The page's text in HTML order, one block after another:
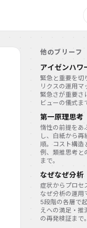
他のブリーフ
アイゼンハワ
緊急と重要を切
リクスの運用マ
緊急さが重要さ
ビューの儀式ま
第一原理思考
惰性の前提をあ
し、白紙から
順。コスト構造
例、類推思考と
まで。
なぜなぜ分析
症状からプロセ
なぜ分析の運用
5段階の各層で
えへの満足・推
の再発検証まで。